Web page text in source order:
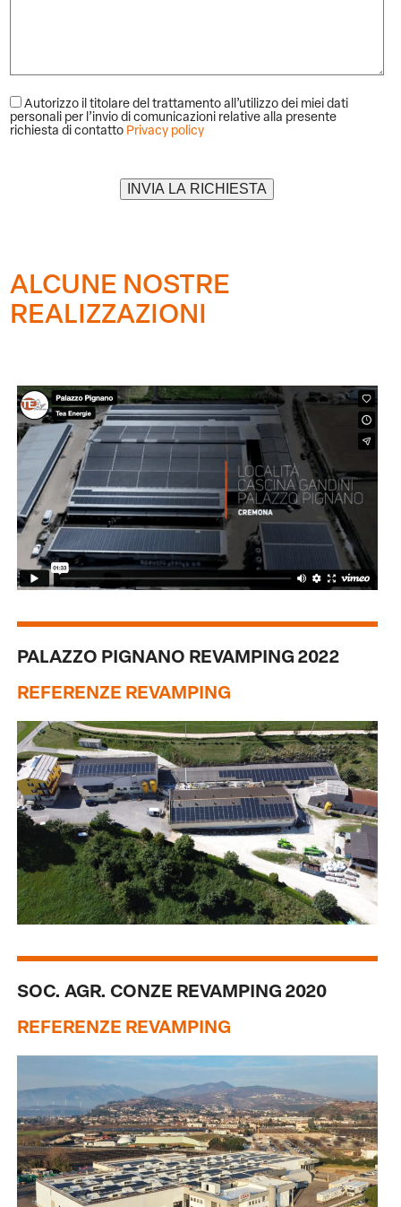
Autorizzo il titolare del trattamento all’utilizzo dei miei dati
personali per l’invio di comunicazioni relative alla presente
richiesta di contatto Privacy policy
ALCUNE NOSTRE
REALIZZAZIONI
PALAZZO PIGNANO REVAMPING 2022
REFERENZE REVAMPING
SOC. AGR. CONZE REVAMPING 2020
REFERENZE REVAMPING